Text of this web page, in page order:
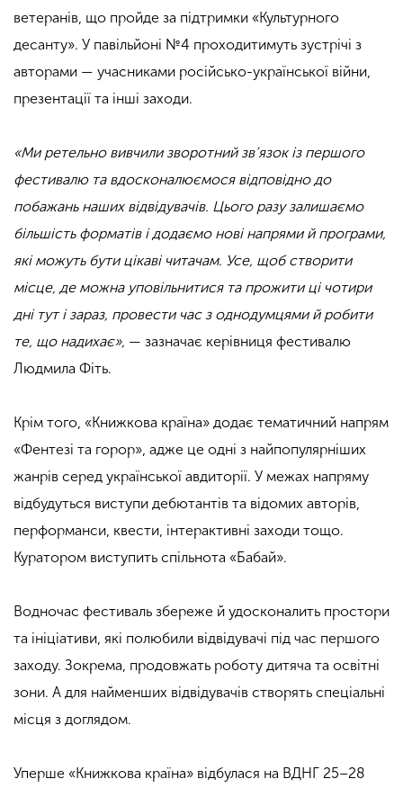
ветеранів, що пройде за підтримки «Культурного
десанту». У павільйоні №4 проходитимуть зустрічі з
авторами — учасниками російсько-української війни,
презентації та інші заходи.
«Ми ретельно вивчили зворотний зв’язок із першого
фестивалю та вдосконалюємося відповідно до
побажань наших відвідувачів. Цього разу залишаємо
більшість форматів і додаємо нові напрями й програми,
які можуть бути цікаві читачам. Усе, щоб створити
місце, де можна уповільнитися та прожити ці чотири
дні тут і зараз, провести час з однодумцями й робити
те, що надихає», — зазначає керівниця фестивалю
Людмила Фіть.
Крім того, «Книжкова країна» додає тематичний напрям
«Фентезі та горор», адже це одні з найпопулярніших
жанрів серед української авдиторії. У межах напряму
відбудуться виступи дебютантів та відомих авторів,
перформанси, квести, інтерактивні заходи тощо.
Куратором виступить спільнота «Бабай».
Водночас фестиваль збереже й удосконалить простори
та ініціативи, які полюбили відвідувачі під час першого
заходу. Зокрема, продовжать роботу дитяча та освітні
зони. А для найменших відвідувачів створять спеціальні
місця з доглядом.
Уперше «Книжкова країна» відбулася на ВДНГ 25–28